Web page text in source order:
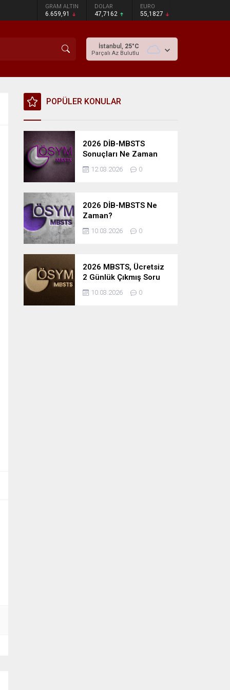
GRAM ALTIN
6.659,91
DOLAR
47,7162
EURO
55,1827
İstanbul, 25°C
Parçalı Az Bulutlu
POPÜLER KONULAR
2026 DİB-MBSTS
Sonuçları Ne Zaman
Açıklanacak?
12.03.2026 0
2026 DİB-MBSTS Ne
Zaman?
10.03.2026 0
2026 MBSTS, Ücretsiz
2 Günlük Çıkmış Soru
Çözüm Kampı
10.03.2026 0